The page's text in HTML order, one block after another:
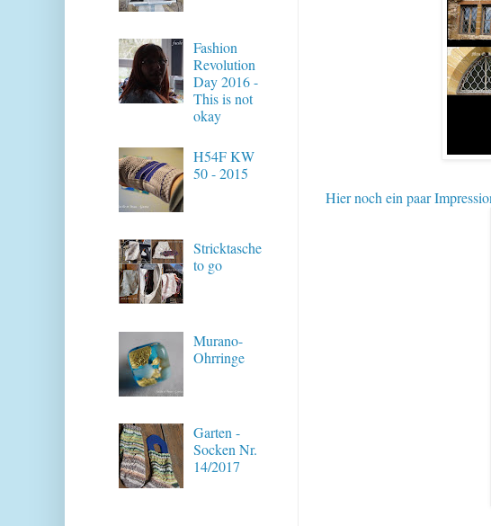
Hier noch ein paar
Fashion
Revolution
Day 2016 -
This is not
okay
H54F KW
50 - 2015
Stricktasche
to go
Murano-
Ohrringe
Garten -
Socken Nr.
14/2017